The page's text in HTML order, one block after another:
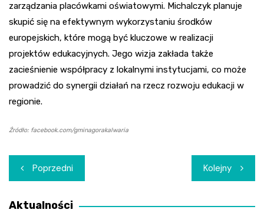
zarządzania placówkami oświatowymi. Michalczyk planuje
skupić się na efektywnym wykorzystaniu środków
europejskich, które mogą być kluczowe w realizacji
projektów edukacyjnych. Jego wizja zakłada także
zacieśnienie współpracy z lokalnymi instytucjami, co może
prowadzić do synergii działań na rzecz rozwoju edukacji w
regionie.
Źródło: facebook.com/gminagorakalwaria
Nawigacja
wpisu
Poprzedni Kolejny
Aktualności